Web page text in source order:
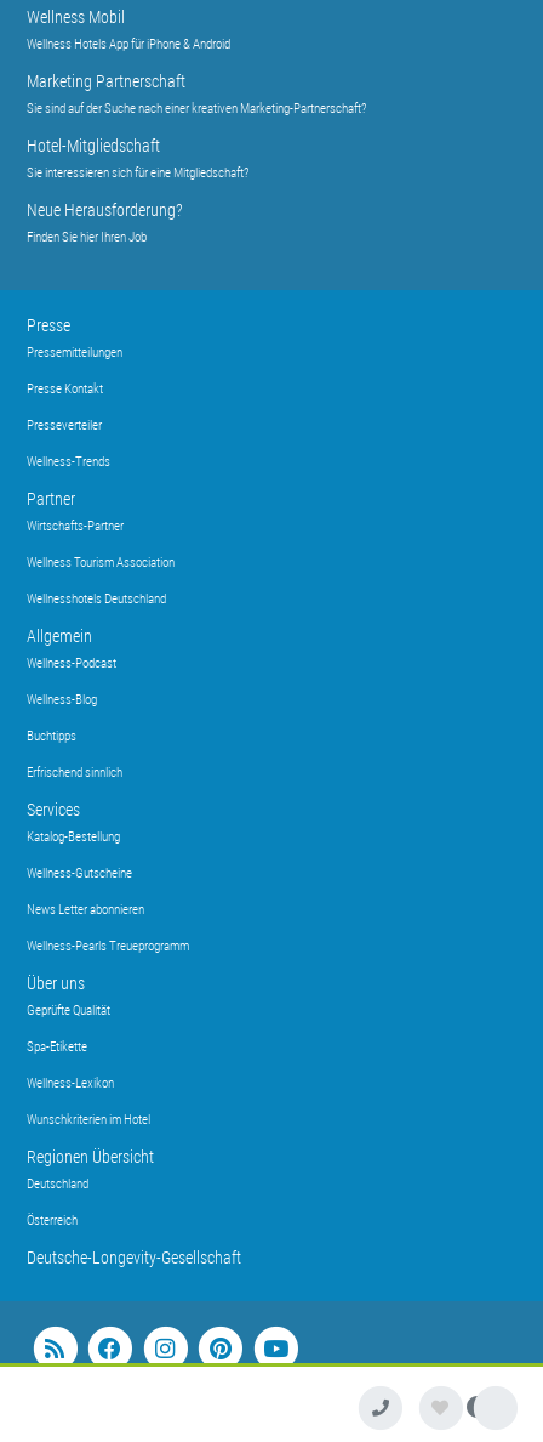
Wellness Mobil
Wellness Hotels App für iPhone & Android
Marketing Partnerschaft
Sie sind auf der Suche nach einer kreativen Marketing-Partnerschaft?
Hotel-Mitgliedschaft
Sie interessieren sich für eine Mitgliedschaft?
Neue Herausforderung?
Finden Sie hier Ihren Job
Presse
Pressemitteilungen
Presse Kontakt
Presseverteiler
Wellness-Trends
Partner
Wirtschafts-Partner
Wellness Tourism Association
Wellnesshotels Deutschland
Allgemein
Wellness-Podcast
Wellness-Blog
Buchtipps
Erfrischend sinnlich
Services
Katalog-Bestellung
Wellness-Gutscheine
News Letter abonnieren
Wellness-Pearls Treueprogramm
Über uns
Geprüfte Qualität
Spa-Etikette
Wellness-Lexikon
Wunschkriterien im Hotel
Regionen Übersicht
Deutschland
Österreich
Deutsche-Longevity-Gesellschaft
60325 Frankfurt +49 Kontakt